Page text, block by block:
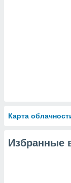
Карта
Избранные